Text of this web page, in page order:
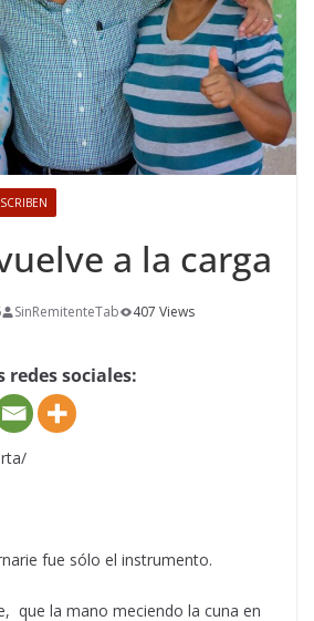
a la carga
SinRemitenteTab
407 Views
redes sociales:
fue sólo el instrumento.
que la mano meciendo la cuna en